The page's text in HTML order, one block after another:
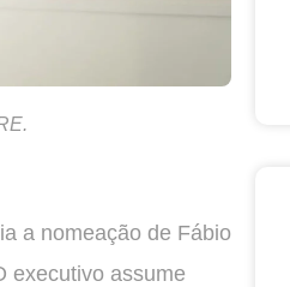
a nomeação de Fábio
executivo assume